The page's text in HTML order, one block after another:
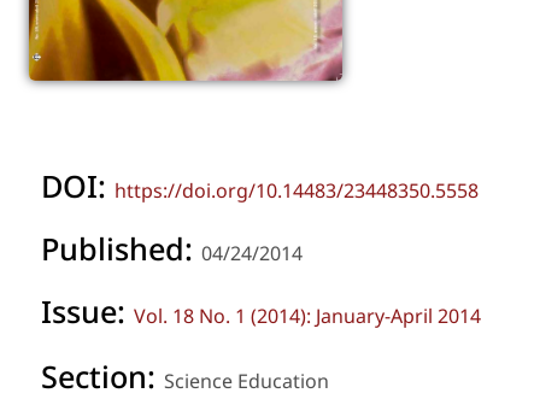
DOI: https://doi.org/10.14483/23448350.5558
Published: 04/24/2014
Issue: Vol. 18 No. 1 (2014): January-April 2014
Section: Science Education